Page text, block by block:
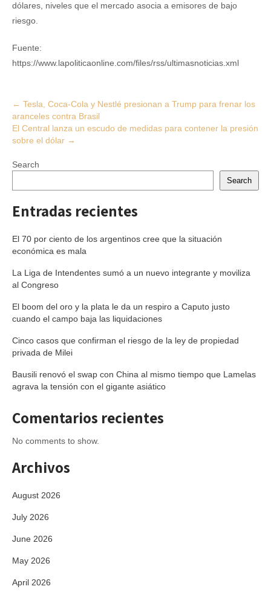
dólares, niveles que el mercado asocia a emisores de bajo
riesgo.
Fuente:
https://www.lapoliticaonline.com/files/rss/ultimasnoticias.xml
Post
navigation
← Tesla, Coca-Cola y Nestlé presionan a Trump para frenar los
aranceles contra Brasil
El Central lanza un escudo de medidas para contener la presión
sobre el dólar →
Search
Search
Entradas recientes
El 70 por ciento de los argentinos cree que la situación
económica es mala
La Liga de Intendentes sumó a un nuevo integrante y moviliza
al Congreso
El boom del oro y la plata le da un respiro a Caputo justo
cuando el campo baja las liquidaciones
Cinco casos que confirman el riesgo de la ley de propiedad
privada de Milei
Bausili renovó el swap con China al mismo tiempo que Lamelas
agrava la tensión con el gigante asiático
Comentarios recientes
No comments to show.
Archivos
August 2026
July 2026
June 2026
May 2026
April 2026